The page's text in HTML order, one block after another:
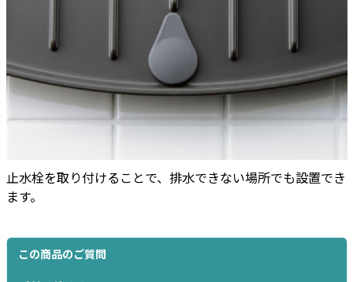
止水栓を取り付けることで、排水できない場所でも設置でき
ます。
この商品のご質問